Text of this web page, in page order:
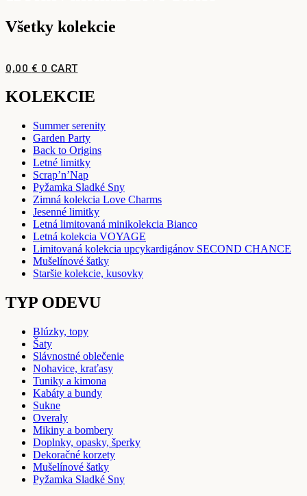
Všetky kolekcie
0,00 € 0 CART
KOLEKCIE
Summer serenity
Garden Party
Back to Origins
Letné limitky
Scrap’n’Nap
Pyžamka Sladké Sny
Zimná kolekcia Love Charms
Jesenné limitky
Letná limitovaná minikolekcia Bianco
Letná kolekcia VOYAGE
Limitovaná kolekcia upcykardigánov SECOND CHANCE
Mušelínové šatky
Staršie kolekcie, kusovky
TYP ODEVU
Blúzky, topy
Šaty
Slávnostné oblečenie
Nohavice, kraťasy
Tuniky a kimona
Kabáty a bundy
Sukne
Overaly
Mikiny a bombery
Doplnky, opasky, šperky
Dekoračné korzety
Mušelínové šatky
Pyžamka Sladké Sny